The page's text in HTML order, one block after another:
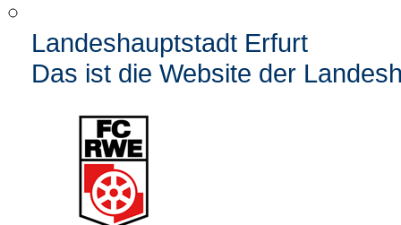
Landeshauptstadt Erfurt
Das ist die Website der